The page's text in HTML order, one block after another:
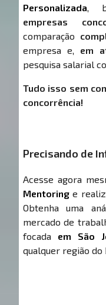
Personalizada,
empresas
comparação
empresa e, em
pesquisa salarial
Tudo isso sem
concorrência!
Precisando de
Acesse agora
Mentoring e
Obtenha uma
mercado de
focada em São
qualquer região do